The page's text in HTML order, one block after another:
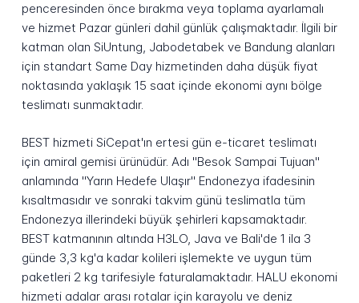
penceresinden önce bırakma veya toplama ayarlamalı
ve hizmet Pazar günleri dahil günlük çalışmaktadır. İlgili bir
katman olan SiUntung, Jabodetabek ve Bandung alanları
için standart Same Day hizmetinden daha düşük fiyat
noktasında yaklaşık 15 saat içinde ekonomi aynı bölge
teslimatı sunmaktadır.
BEST hizmeti SiCepat'ın ertesi gün e-ticaret teslimatı
için amiral gemisi ürünüdür. Adı "Besok Sampai Tujuan"
anlamında "Yarın Hedefe Ulaşır" Endonezya ifadesinin
kısaltmasıdır ve sonraki takvim günü teslimatla tüm
Endonezya illerindeki büyük şehirleri kapsamaktadır.
BEST katmanının altında H3LO, Java ve Bali'de 1 ila 3
günde 3,3 kg'a kadar kolileri işlemekte ve uygun tüm
paketleri 2 kg tarifesiyle faturalamaktadır. HALU ekonomi
hizmeti adalar arası rotalar için karayolu ve deniz